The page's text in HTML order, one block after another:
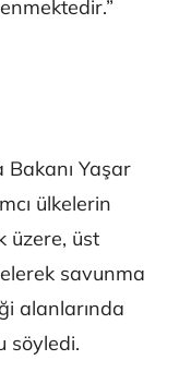
Yaşar
ülkelerin
üzere, üst
savunma
alanlarında
söyledi.